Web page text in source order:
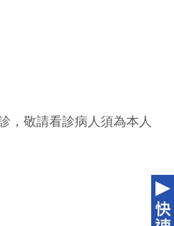
，敬請看診病人須為本人